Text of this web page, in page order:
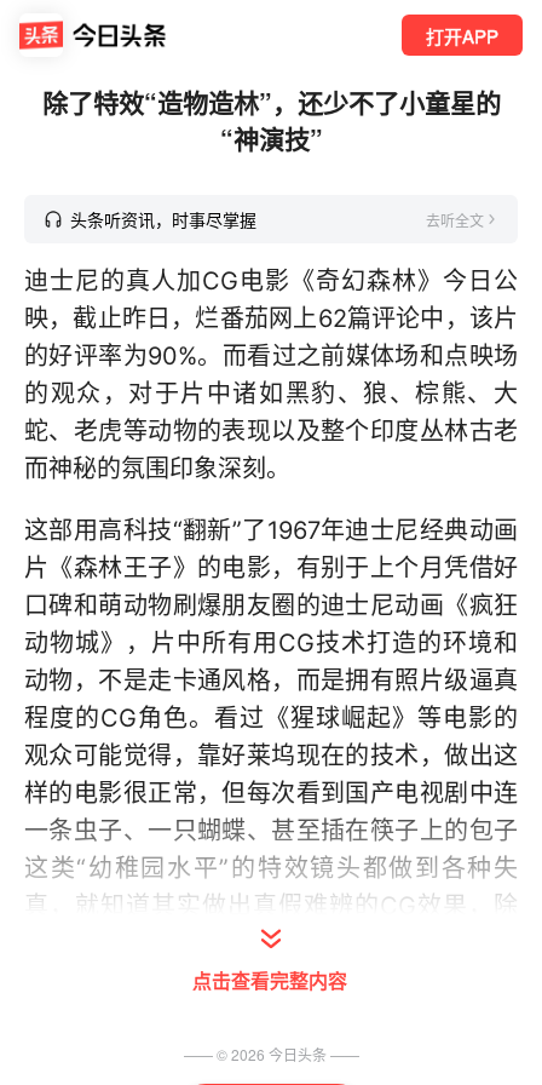
打开APP
除了特效“造物造林”，还少不了小童星的
“神演技”
头条听资讯，时事尽掌握 去听全文
迪士尼的真人加CG电影《奇幻森林》今日公
映，截止昨日，烂番茄网上62篇评论中，该片
的好评率为90%。而看过之前媒体场和点映场
的观众，对于片中诸如黑豹、狼、棕熊、大
蛇、老虎等动物的表现以及整个印度丛林古老
而神秘的氛围印象深刻。
这部用高科技“翻新”了1967年迪士尼经典动画
片《森林王子》的电影，有别于上个月凭借好
口碑和萌动物刷爆朋友圈的迪士尼动画《疯狂
动物城》，片中所有用CG技术打造的环境和
动物，不是走卡通风格，而是拥有照片级逼真
程度的CG角色。看过《猩球崛起》等电影的
观众可能觉得，靠好莱坞现在的技术，做出这
样的电影很正常，但每次看到国产电视剧中连
一条虫子、一只蝴蝶、甚至插在筷子上的包子
这类“幼稚园水平”的特效镜头都做到各种失
真，就知道其实做出真假难辨的CG效果，除
了钱和技术，还需要时间和用心。
信息时报记者 马泽望
点击查看完整内容
—— ©2026 今日头条 ——